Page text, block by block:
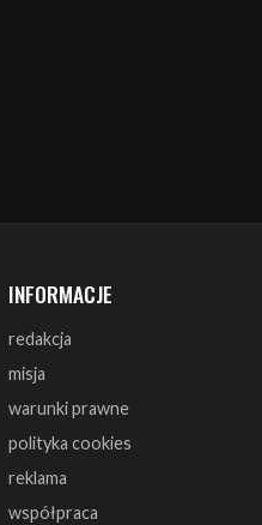
redakcja
warunki prawne
polityka cookies
reklama
współpraca
kontakt